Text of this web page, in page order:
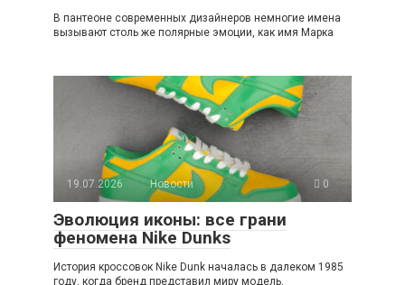
В пантеоне современных дизайнеров немногие имена
вызывают столь же полярные эмоции, как имя Марка
19.07.2026 Новости 0
Эволюция иконы: все грани
феномена Nike Dunks
История кроссовок Nike Dunk началась в далеком 1985
году, когда бренд представил миру модель,